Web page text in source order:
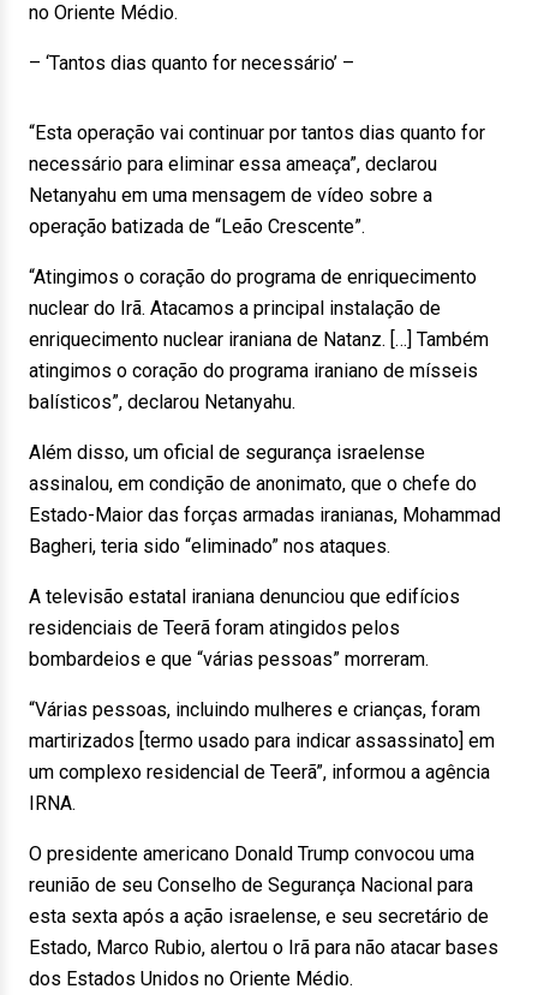
no Oriente Médio.
– ‘Tantos dias quanto for necessário’ –
“Esta operação vai continuar por tantos dias quanto for
necessário para eliminar essa ameaça”, declarou
Netanyahu em uma mensagem de vídeo sobre a
operação batizada de “Leão Crescente”.
“Atingimos o coração do programa de enriquecimento
nuclear do Irã. Atacamos a principal instalação de
enriquecimento nuclear iraniana de Natanz. […] Também
atingimos o coração do programa iraniano de mísseis
balísticos”, declarou Netanyahu.
Além disso, um oficial de segurança israelense
assinalou, em condição de anonimato, que o chefe do
Estado-Maior das forças armadas iranianas, Mohammad
Bagheri, teria sido “eliminado” nos ataques.
A televisão estatal iraniana denunciou que edifícios
residenciais de Teerã foram atingidos pelos
bombardeios e que “várias pessoas” morreram.
“Várias pessoas, incluindo mulheres e crianças, foram
martirizados [termo usado para indicar assassinato] em
um complexo residencial de Teerã”, informou a agência
IRNA.
O presidente americano Donald Trump convocou uma
reunião de seu Conselho de Segurança Nacional para
esta sexta após a ação israelense, e seu secretário de
Estado, Marco Rubio, alertou o Irã para não atacar bases
dos Estados Unidos no Oriente Médio.